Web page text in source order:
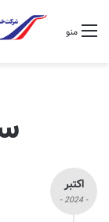
منو
اکتبر
- 2024 -